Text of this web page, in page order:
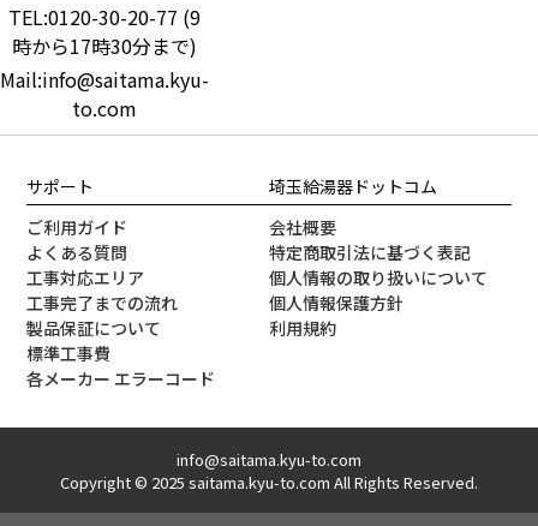
TEL:0120-30-20-77 (9
時から17時30分まで)
Mail:info@saitama.kyu-
to.com
サポート
ご利用ガイド
よくある質問
工事対応エリア
工事完了までの流れ
製品保証について
標準工事費
各メーカー エラーコード
埼玉給湯器ドットコム
会社概要
特定商取引法に基づく表記
個人情報の取り扱いについて
個人情報保護方針
利用規約
info@saitama.kyu-to.com
Copyright © 2025 saitama.kyu-to.com All Rights Reserved.